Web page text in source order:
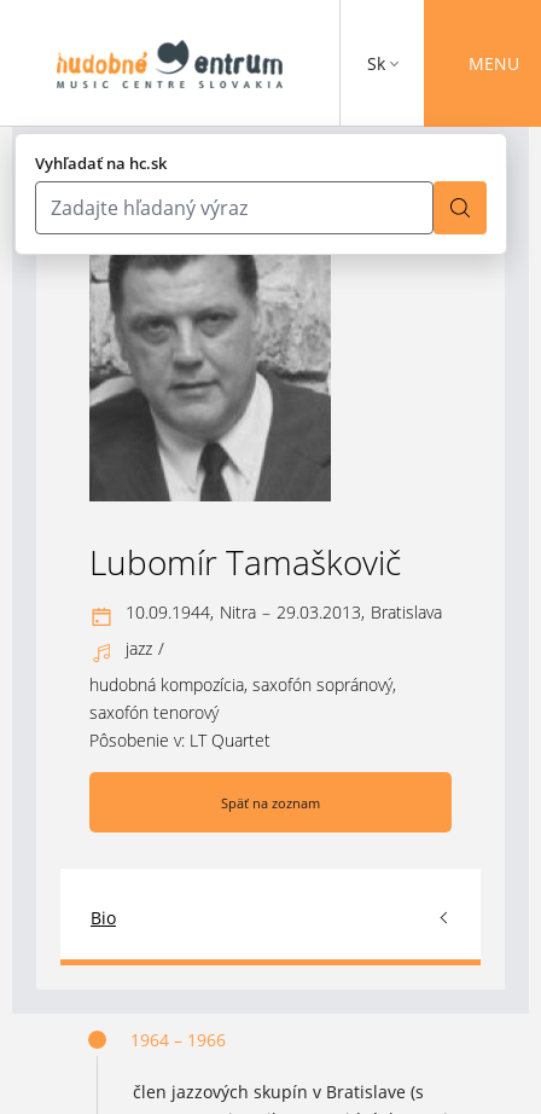
Vyhľadať na hc.sk
Sk MENU
Lubomír Tamaškovič
10.09.1944, Nitra – 29.03.2013, Bratislava
jazz /
hudobná kompozícia, saxofón sopránový,
saxofón tenorový
Pôsobenie v: LT Quartet
Späť na zoznam
Bio
1964 – 1966
člen jazzových skupín v Bratislave (s